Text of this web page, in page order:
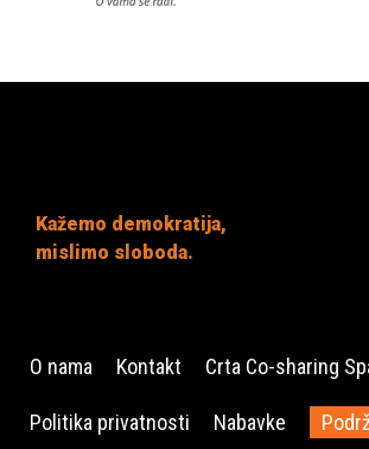
Kažemo demokratija,
mislimo sloboda.
O nama Kontakt Crta Co-sharing
Politika privatnosti Nabavke